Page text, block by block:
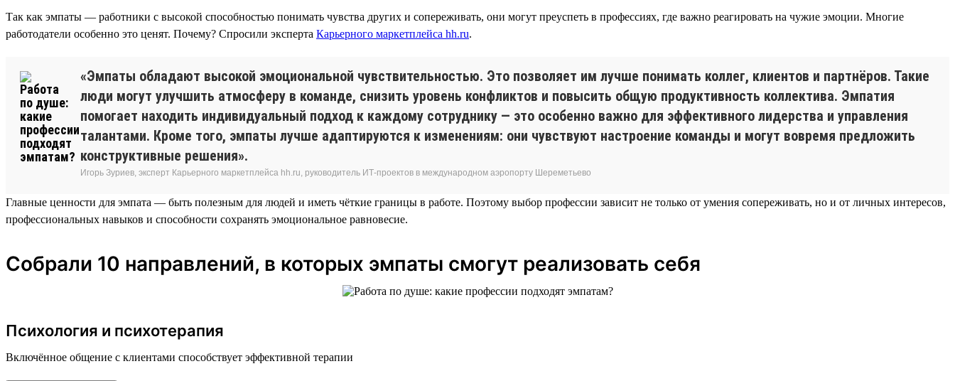
Так как эмпаты — работники с высокой способностью понимать чувства других и сопереживать, они могут преуспеть в профессиях, где важно реагировать на чужие эмоции. Многие
работодатели особенно это ценят. Почему? Спросили эксперта Карьерного маркетплейса hh.ru.
«Эмпаты обладают высокой эмоциональной чувствительностью. Это позволяет им лучше понимать коллег, клиентов и партнёров. Такие
люди могут улучшить атмосферу в команде, снизить уровень конфликтов и повысить общую продуктивность коллектива. Эмпатия
помогает находить индивидуальный подход к каждому сотруднику — это особенно важно для эффективного лидерства и управления
талантами. Кроме того, эмпаты лучше адаптируются к изменениям: они чувствуют настроение команды и могут вовремя предложить
конструктивные решения».
Игорь Зуриев, эксперт Карьерного маркетплейса hh.ru, руководитель ИТ-проектов в международном аэропорту Шереметьево
Главные ценности для эмпата — быть полезным для людей и иметь чёткие границы в работе. Поэтому выбор профессии зависит не только от умения сопереживать, но и от личных интересов,
профессиональных навыков и способности сохранять эмоциональное равновесие.
Собрали 10 направлений, в которых эмпаты смогут реализовать себя
Психология и психотерапия
Включённое общение с клиентами способствует эффективной терапии